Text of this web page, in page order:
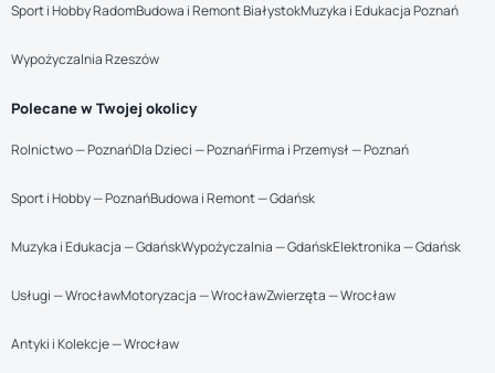
Sport i Hobby RadomBudowa i Remont BiałystokMuzyka i Edukacja Poznań
Wypożyczalnia Rzeszów
Polecane w Twojej okolicy
Rolnictwo — PoznańDla Dzieci — PoznańFirma i Przemysł — Poznań
Sport i Hobby — PoznańBudowa i Remont — Gdańsk
Muzyka i Edukacja — GdańskWypożyczalnia — GdańskElektronika — Gdańsk
Usługi — WrocławMotoryzacja — WrocławZwierzęta — Wrocław
Antyki i Kolekcje — Wrocław